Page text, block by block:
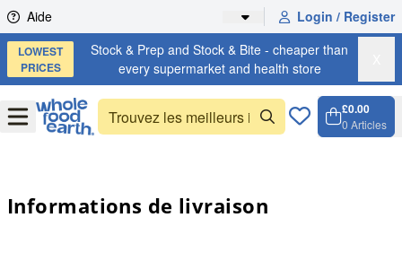
Skip to content
Aide Login / Register
LOWEST
PRICES
Stock & Prep and Stock & Bite - cheaper than
every supermarket and health store
OpenMenu
£0.00
0 Articles
Informations de livraison